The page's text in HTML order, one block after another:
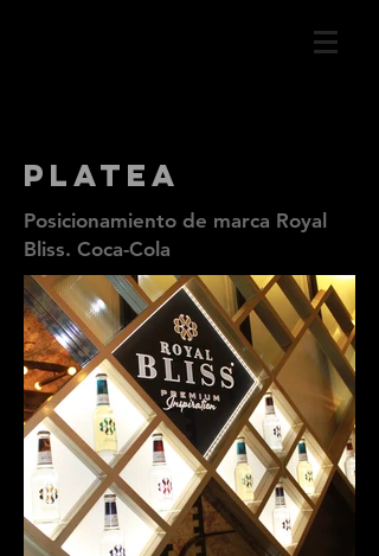
PLATEA
Posicionamiento de marca Royal
Bliss. Coca-Cola